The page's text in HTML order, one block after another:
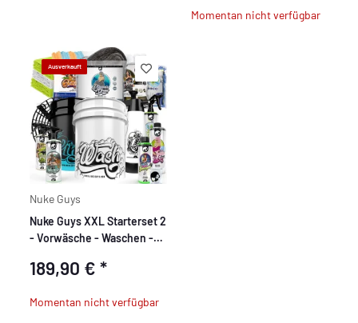
Momentan nicht verfügbar
Ausverkauft
Nuke Guys
Nuke Guys XXL Starterset 2
- Vorwäsche - Waschen -
- Glasreinigung
189,90 €*
Momentan nicht verfügbar